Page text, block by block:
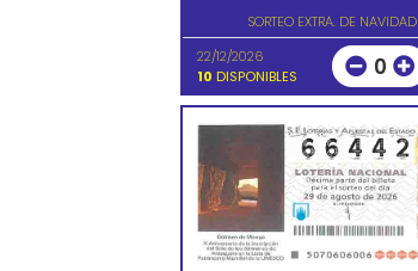
SORTEO EXTRA. DE NAVIDAD
22/12/2026
10 DISPONIBLES 0